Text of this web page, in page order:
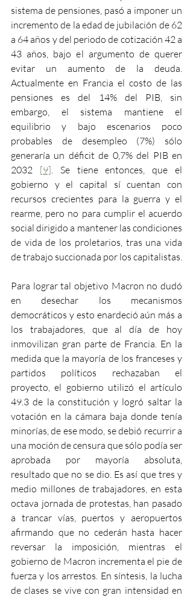
sistema de pensiones, pasó a imponer un
incremento de la edad de jubilación de 62
a 64 años y del periodo de cotización 42 a
43 años, bajo el argumento de querer
evitar un aumento de la deuda.
Actualmente en Francia el costo de las
pensiones es del 14% del PIB, sin
embargo, el sistema mantiene el
equilibrio y bajo escenarios poco
probables de desempleo (7%) sólo
generaría un déficit de 0,7% del PIB en
2032 [9]. Se tiene entonces, que el
gobierno y el capital sí cuentan con
recursos crecientes para la guerra y el
rearme, pero no para cumplir el acuerdo
social dirigido a mantener las condiciones
de vida de los proletarios, tras una vida
de trabajo succionada por los capitalistas.
Para lograr tal objetivo Macron no dudó
en desechar los mecanismos
democráticos y esto enardeció aún más a
los trabajadores, que al día de hoy
inmovilizan gran parte de Francia. En la
medida que la mayoría de los franceses y
partidos políticos rechazaban el
proyecto, el gobierno utilizó el artículo
49.3 de la constitución y logró saltar la
votación en la cámara baja donde tenía
minorías, de ese modo, se debió recurrir a
una moción de censura que sólo podía ser
aprobada por mayoría absoluta,
resultado que no se dio. Es así que tres y
medio millones de trabajadores, en esta
octava jornada de protestas, han pasado
a trancar vías, puertos y aeropuertos
afirmando que no cederán hasta hacer
reversar la imposición, mientras el
gobierno de Macron incrementa el pie de
fuerza y los arrestos. En síntesis, la lucha
de clases se vive con gran intensidad en